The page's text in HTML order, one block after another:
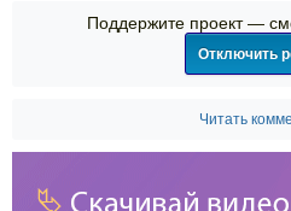
Поддержите проект —
Отключить
Читать